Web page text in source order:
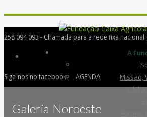
258 094 093 - Chamada para a rede fixa nacional
Siga-nos no facebook AGENDA
A
Missão,
Galeria Noroeste